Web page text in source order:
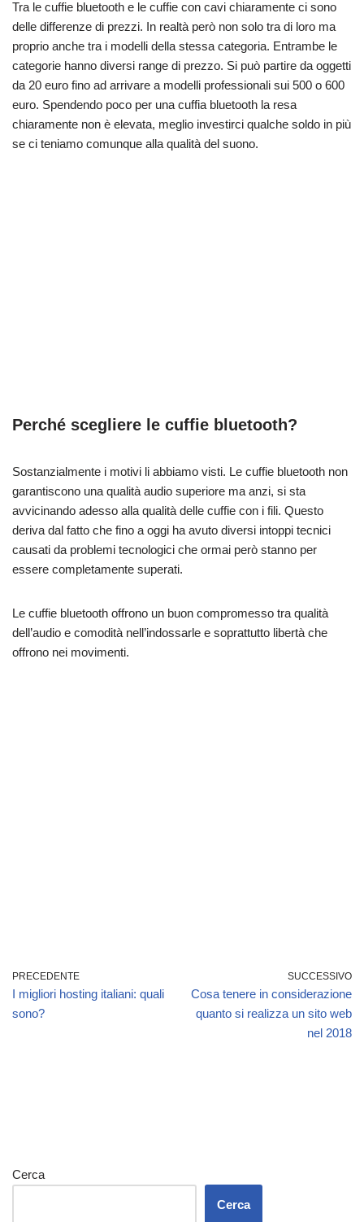
Tra le cuffie bluetooth e le cuffie con cavi chiaramente ci sono
delle differenze di prezzi. In realtà però non solo tra di loro ma
proprio anche tra i modelli della stessa categoria. Entrambe le
categorie hanno diversi range di prezzo. Si può partire da oggetti
da 20 euro fino ad arrivare a modelli professionali sui 500 o 600
euro. Spendendo poco per una cuffia bluetooth la resa
chiaramente non è elevata, meglio investirci qualche soldo in più
se ci teniamo comunque alla qualità del suono.
Perché scegliere le cuffie bluetooth?
Sostanzialmente i motivi li abbiamo visti. Le cuffie bluetooth non
garantiscono una qualità audio superiore ma anzi, si sta
avvicinando adesso alla qualità delle cuffie con i fili. Questo
deriva dal fatto che fino a oggi ha avuto diversi intoppi tecnici
causati da problemi tecnologici che ormai però stanno per
essere completamente superati.
Le cuffie bluetooth offrono un buon compromesso tra qualità
dell’audio e comodità nell’indossarle e soprattutto libertà che
offrono nei movimenti.
PRECEDENTE
I migliori hosting italiani: quali
sono?
SUCCESSIVO
Cosa tenere in considerazione
quanto si realizza un sito web
nel 2018
Cerca
Cerca